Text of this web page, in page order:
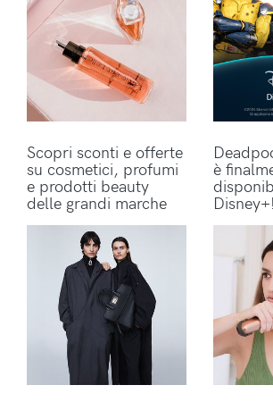
Scopri sconti e offerte
su cosmetici, profumi
e prodotti beauty
delle grandi marche
è
Disney+!